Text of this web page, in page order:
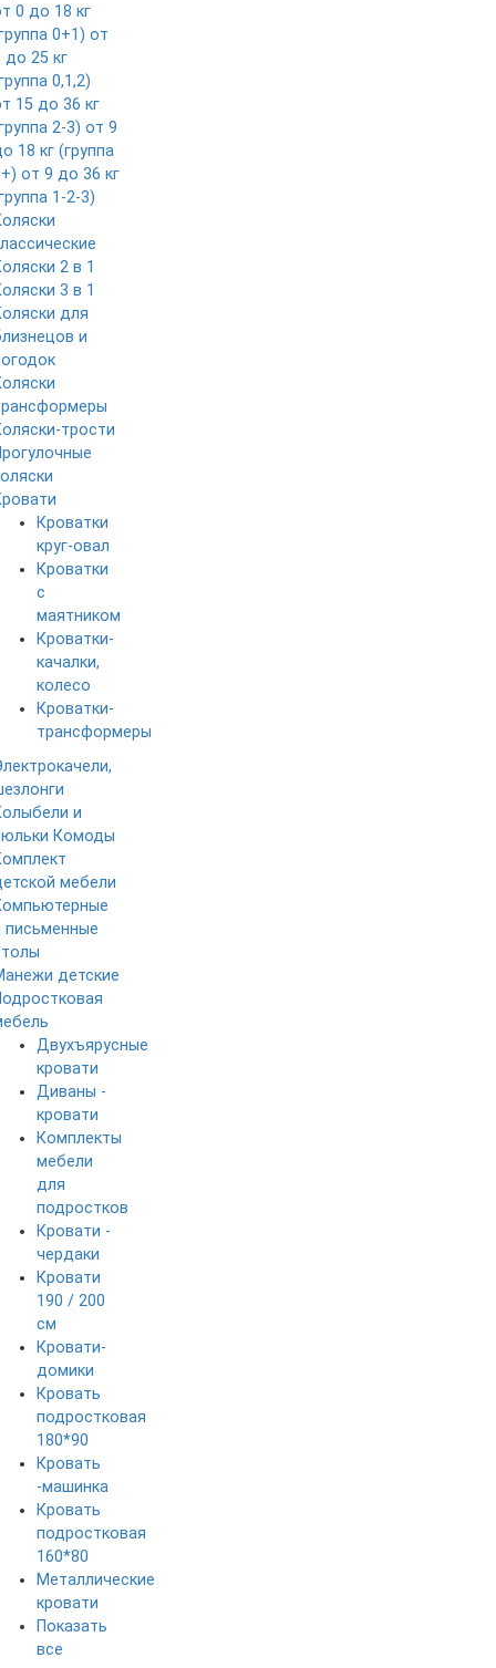
0 до 18 кг
0+1) от
до 25 кг
0,1,2)
15 до 36 кг
2-3) от 9
18 кг (группа
от 9 до 36 кг
1-2-3)
2 в 1
3 в 1
для
и
трости
Кроватки
круг-овал
Кроватки
с
маятником
Кроватки-
качалки,
колесо
Кроватки-
трансформеры
и
Комоды
мебели
письменные
детские
Двухъярусные
кровати
Диваны -
кровати
Комплекты
мебели
для
подростков
Кровати -
чердаки
Кровати
190 / 200
см
Кровати-
домики
Кровать
подростковая
180*90
Кровать
-машинка
Кровать
подростковая
160*80
Металлические
кровати
Показать
все